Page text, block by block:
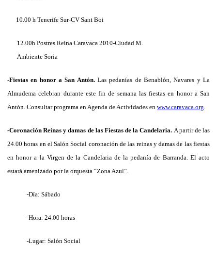
10.00 h Tenerife Sur-CV Sant Boi
12.00h Postres Reina Caravaca 2010-Ciudad M.
Ambiente Soria
-Fiestas en honor a San Antón. Las pedanías de Benablón, Navares y La
Almudema celebran durante este fin de semana las fiestas en honor a San
Antón. Consultar programa en Agenda de Actividades en www.caravaca.org.
-Coronación Reinas y damas de las Fiestas de la Candelaria. A partir de las
24.00 horas en el Salón Social coronación de las reinas y damas de las fiestas
en honor a la Virgen de la Candelaria de la pedanía de Barranda. El acto
estará amenizado por la orquesta “Zona Azul”.
-Día: Sábado
-Hora: 24.00 horas
-Lugar: Salón Social